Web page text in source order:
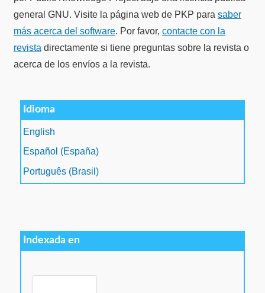
general GNU. Visite la página web de PKP para saber
más acerca del software. Por favor, contacte con la
revistadirectamente si tiene preguntas sobre la revista o
acerca de los envíos a la revista.
Idioma
English
Español (España)
Português (Brasil)
Indexada en